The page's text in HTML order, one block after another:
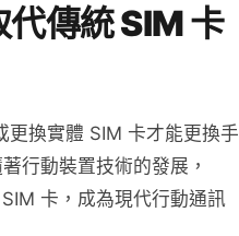
傳統 SIM 卡
更換實體 SIM 卡才能更換手
行動裝置技術的發展，
卡，成為現代行動通訊